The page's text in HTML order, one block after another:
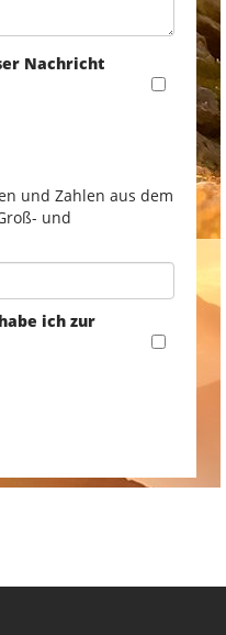
Nachricht
und Zahlen aus dem
und
ich zur